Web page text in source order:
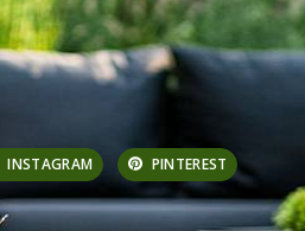
INSTAGRAM PINTEREST